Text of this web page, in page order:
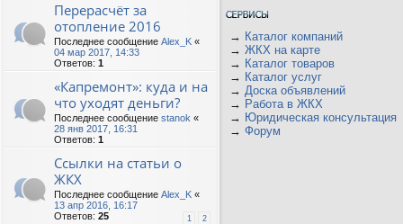
Перерасчёт за
отопление 2016
Последнее сообщение Alex_K «
04 мар 2017, 14:33
Ответов: 1
«Капремонт»: куда и на
что уходят деньги?
Последнее сообщение stanok «
28 янв 2017, 16:31
Ответов: 1
Ссылки на статьи о
ЖКХ
Последнее сообщение Alex_K «
13 апр 2016, 16:17
Ответов: 25 1 2
→ Каталог компаний
→ ЖКХ на карте
→ Каталог товаров
→ Каталог услуг
→ Доска объявлений
→ Работа в ЖКХ
→ Юридическая консультация
→ Форум